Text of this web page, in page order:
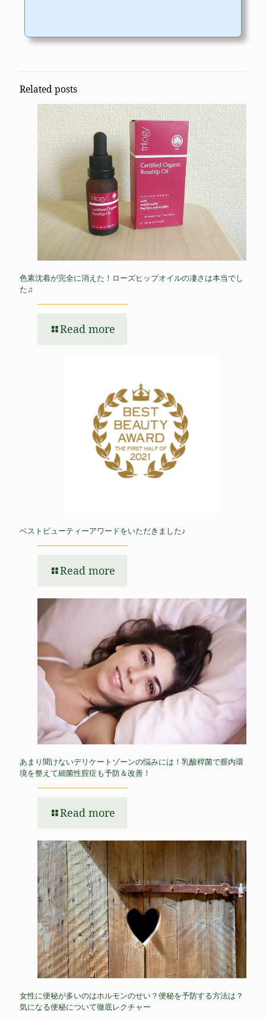
Related posts
色素沈着が完全に消えた！ローズヒップオイルの凄さは本当でし
た♫
Read more
ベストビューティーアワードをいただきました♪
Read more
あまり聞けないデリケートゾーンの悩みには！乳酸桿菌で膣内環
境を整えて細菌性腟症も予防＆改善！
Read more
女性に便秘が多いのはホルモンのせい？便秘を予防する方法は？
気になる便秘について徹底レクチャー